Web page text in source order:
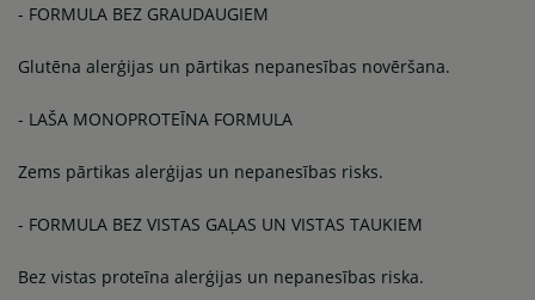
- FORMULA BEZ GRAUDAUGIEM
Glutēna alerģijas un pārtikas nepanesības novēršana.
- LAŠA MONOPROTEĪNA FORMULA
Zems pārtikas alerģijas un nepanesības risks.
- FORMULA BEZ VISTAS GAĻAS UN VISTAS TAUKIEM
Bez vistas proteīna alerģijas un nepanesības riska.